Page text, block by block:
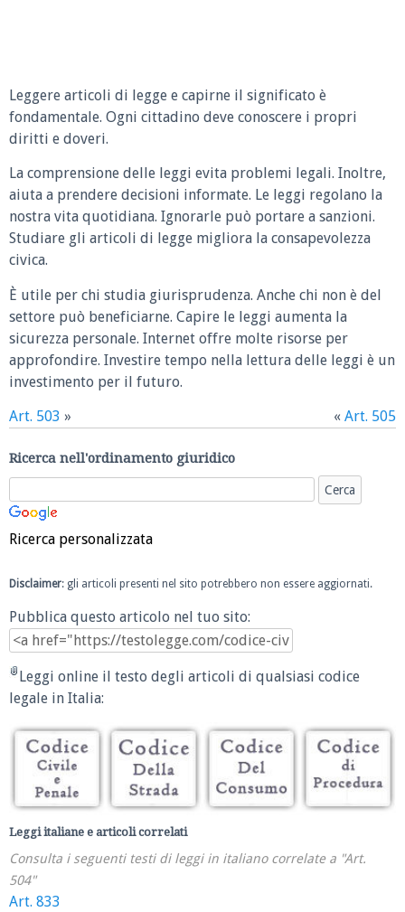
Leggere articoli di legge e capirne il significato è
fondamentale. Ogni cittadino deve conoscere i propri
diritti e doveri.
La comprensione delle leggi evita problemi legali. Inoltre,
aiuta a prendere decisioni informate. Le leggi regolano la
nostra vita quotidiana. Ignorarle può portare a sanzioni.
Studiare gli articoli di legge migliora la consapevolezza
civica.
È utile per chi studia giurisprudenza. Anche chi non è del
settore può beneficiarne. Capire le leggi aumenta la
sicurezza personale. Internet offre molte risorse per
approfondire. Investire tempo nella lettura delle leggi è un
investimento per il futuro.
Art. 503 » « Art. 505
Ricerca nell'ordinamento giuridico
Ricerca personalizzata
Disclaimer: gli articoli presenti nel sito potrebbero non essere aggiornati.
Pubblica questo articolo nel tuo sito:
Leggi online il testo degli articoli di qualsiasi codice
legale in Italia:
Leggi italiane e articoli correlati
Consulta i seguenti testi di leggi in italiano correlate a "Art.
504"
Art. 833